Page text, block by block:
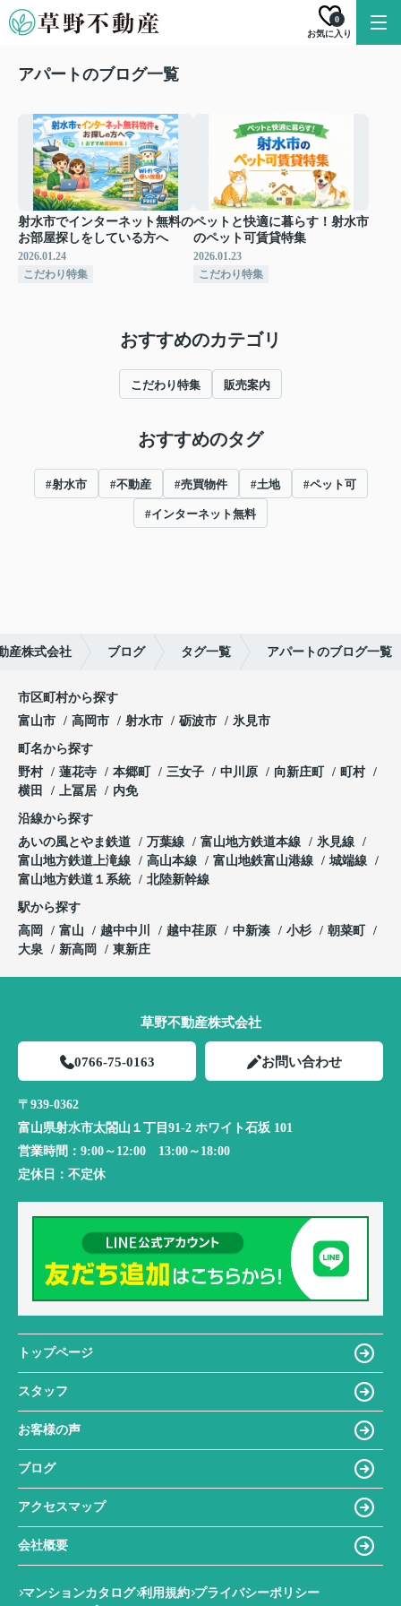
お気に入り
0
アパートのブログ一覧
射水市でインターネット無料の
お部屋探しをしている方へ
2026.01.24
こだわり特集
ペットと快適に暮らす！射水市
のペット可賃貸特集
2026.01.23
こだわり特集
おすすめのカテゴリ
こだわり特集 販売案内
おすすめのタグ
#射水市 #不動産 #売買物件 #土地 #ペット可
#インターネット無料
産株式会社 ブログ タグ一覧 アパートのブログ一覧
市区町村から探す
富山市
高岡市 射水市 砺波市 氷見市
町名から探す
野村
蓮花寺 本郷町 三女子 中川原 向新庄町
町村
横田
上冨居 内免
沿線から探す
あいの風とやま鉄道
万葉線 富山地方鉄道本線
氷見線
富山地方鉄道上滝線
高山本線 富山地鉄富山港線
城端線
富山地方鉄道１系統
北陸新幹線
駅から探す
高岡
富山 越中中川 越中荏原 中新湊 小杉
朝菜町
大泉
新高岡 東新庄
草野不動産株式会社
0766-75-0163 お問い合わせ
〒939-0362
富山県射水市太閤山１丁目91-2 ホワイト石坂 101
営業時間： 9:00～12:00 13:00～18:00
定休日： 不定休
トップページ
スタッフ
お客様の声
ブログ
アクセスマップ
会社概要
マンションカタログ 利用規約 プライバシーポリシー